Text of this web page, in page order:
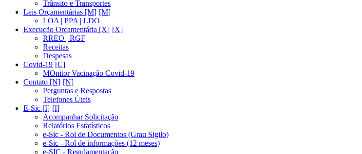
Trânsito e Transportes
Leis Orçamentárias [M]
LOA | PPA | LDO
Execução Orçamentária [X]
RREO | RGF
Receitas
Despesas
Covid-19
MOnitor Vacinação Covid-19
Contato [N]
Perguntas e Respostas
Telefones Úteis
E-Sic [I]
Acompanhar Solicitação
Relatórios Estatísticos
e-Sic - Rol de Documentos (Grau Sigilo)
e-Sic - Rol de informações (12 meses)
e-SIC - Regulamentação